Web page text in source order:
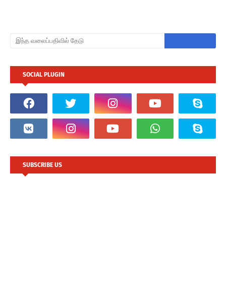
SOCIAL PLUGIN
SUBSCRIBE US